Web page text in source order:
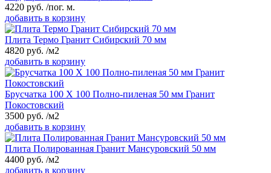
4220 руб. /пог. м.
добавить в корзину
Плита Термо Гранит Сибирский 70 мм
4820 руб. /м2
добавить в корзину
Брусчатка 100 Х 100 Полно-пиленая 50 мм Гранит
Покостовский
3500 руб. /м2
добавить в корзину
Плита Полированная Гранит Мансуровский 50 мм
4400 руб. /м2
добавить в корзину